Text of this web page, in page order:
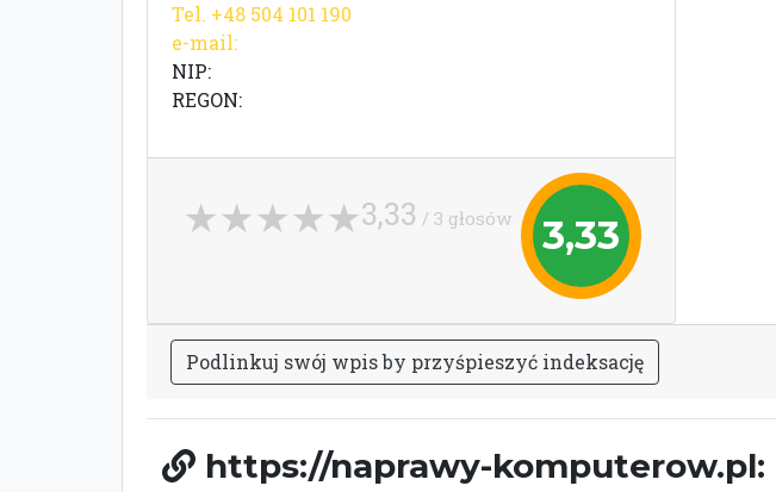
Tel. +48 504 101 190
e-mail:
NIP:
REGON:
3,33
3,33 / 3 głosów
Podlinkuj swój wpisby przyśpieszyć indeksację
https://naprawy-komputerow.pl: